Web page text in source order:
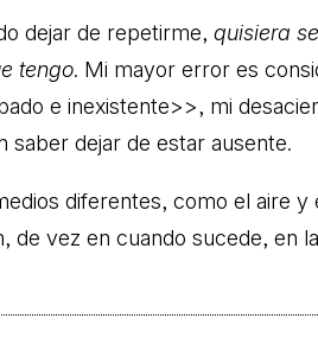
dejar de repetirme, quisiera
tengo. Mi mayor error es
e inexistente>>, mi
saber dejar de estar ausente.
diferentes, como el aire y
de vez en cuando sucede, en